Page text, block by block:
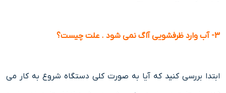
3- آب وارد ظرفشویی آاگ نمی شود . علت چیست؟
ابتدا بررسی کنید که آیا به صورت کلی دستگاه شروع به کار می